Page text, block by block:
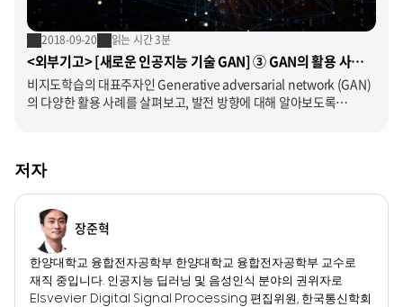
2018-09-20 읽는 시간 3분
<외부기고> [새로운 인공지능 기술 GAN] ③ GAN의 활용 사례와
발전 방향
비지도학습의 대표주자인 Generative adversarial network (GAN)
의 다양한 활용 사례를 살펴보고, 발전 방향에 대해 알아보도록
저자
장준혁
한양대학교 융합전자공학부 한양대학교 융합전자공학부 교수로
재직 중입니다. 인공지능 딥러닝 및 음성인식 분야의 권위자로
Elsvevier Digital Signal Processing 편집위원, 한국통신학회